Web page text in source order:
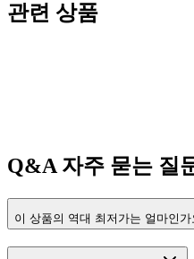
관련 상품
Q&A자주 묻는 질
이 상품의 역대 최저가는 얼마인가